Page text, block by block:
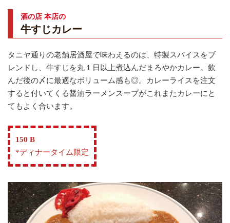
酒の店 本店の
牛すじカレー
タニヤ通りの老舗居酒屋で味わえるのは、特製スパイスをブ
レンドし、牛すじを丸１日以上煮込んだまろやかカレー。飲
んだ後の〆に最適なボリューム感も◎。カレーライスを注文
すると付いてくる醤油ラーメンスープがこれまたカレーにと
てもよく合います。
150 B
*ディナータイム限定